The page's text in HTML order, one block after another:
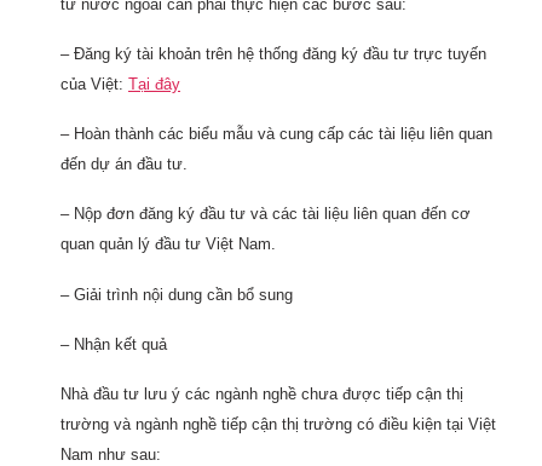
tư nước ngoài cần phải thực hiện các bước sau:
– Đăng ký tài khoản trên hệ thống đăng ký đầu tư trực tuyến
của Việt: Tại đây
– Hoàn thành các biểu mẫu và cung cấp các tài liệu liên quan
đến dự án đầu tư.
– Nộp đơn đăng ký đầu tư và các tài liệu liên quan đến cơ
quan quản lý đầu tư Việt Nam.
– Giải trình nội dung cần bổ sung
– Nhận kết quả
Nhà đầu tư lưu ý các ngành nghề chưa được tiếp cận thị
trường và ngành nghề tiếp cận thị trường có điều kiện tại Việt
Nam như sau: